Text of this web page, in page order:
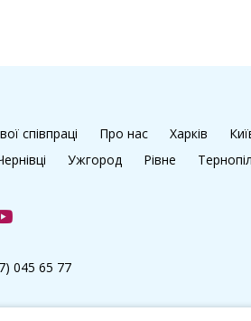
співпраці Про нас Харків
Ужгород Рівне
045 65 77
2016–2026